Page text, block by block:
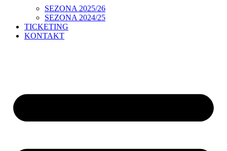
SEZONA 2025/26
SEZONA 2024/25
TICKETING
KONTAKT